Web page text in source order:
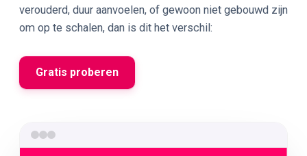
verouderd, duur aanvoelen, of gewoon niet gebouwd zijn
om op te schalen, dan is dit het verschil:
Gratis proberen